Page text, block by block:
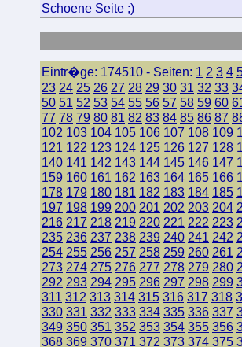
Schoene Seite ;)
Eintr�ge: 174510 - Seiten: 1 2 3 4
23 24 25 26 27 28 29 30 31 32 33
50 51 52 53 54 55 56 57 58 59 60
77 78 79 80 81 82 83 84 85 86 87
102 103 104 105 106 107 108 109
121 122 123 124 125 126 127 128
140 141 142 143 144 145 146 147
159 160 161 162 163 164 165 166
178 179 180 181 182 183 184 185
197 198 199 200 201 202 203 204
216 217 218 219 220 221 222 223
235 236 237 238 239 240 241 242
254 255 256 257 258 259 260 261
273 274 275 276 277 278 279 280
292 293 294 295 296 297 298 299
311 312 313 314 315 316 317 318
330 331 332 333 334 335 336 337
349 350 351 352 353 354 355 356
368 369 370 371 372 373 374 375